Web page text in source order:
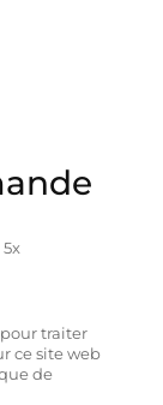
traiter
ce site web
de